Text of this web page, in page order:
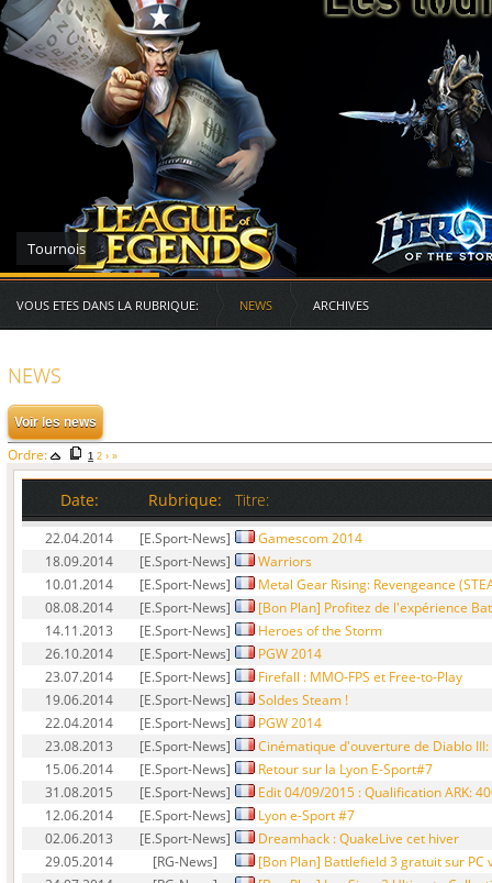
Serveurs des RG
VOUS ETES DANS LA RUBRIQUE: NEWS ARCHIVES
NEWS
Ordre: 1 2 › »
Date: Rubrique: Titre:
22.04.2014 [E.Sport-News]
Gamescom 2014
18.09.2014
[E.Sport-News]
Warriors
10.01.2014
[E.Sport-News]
Metal Gear Rising: Revengeance
08.08.2014
[E.Sport-News]
[Bon Plan] Profitez de l'expérience
14.11.2013
[E.Sport-News]
Heroes of the Storm
26.10.2014
[E.Sport-News]
PGW 2014
23.07.2014
[E.Sport-News]
Firefall : MMO-FPS et Free-to-Play
19.06.2014
[E.Sport-News]
Soldes Steam !
22.04.2014
[E.Sport-News]
PGW 2014
23.08.2013
[E.Sport-News]
Cinématique d'ouverture de Diablo III:
15.06.2014
[E.Sport-News]
Retour sur la Lyon E-Sport#7
31.08.2015
[E.Sport-News]
Edit 04/09/2015 : Qualification ARK:
12.06.2014
[E.Sport-News]
Lyon e-Sport #7
02.06.2013
[E.Sport-News]
Dreamhack : QuakeLive cet hiver
29.05.2014
[RG-News]
[Bon Plan] Battlefield 3 gratuit sur PC